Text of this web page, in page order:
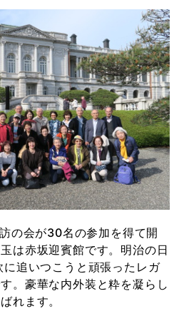
の会が30名の参加を得て開
は赤坂迎賓館です。明治の日
追いつこうと頑張ったレガ
。豪華な内外装と粋を凝らし
れます。